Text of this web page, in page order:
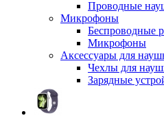
Проводные
Микрофоны
Беспроводные
Микрофоны
Аксессуары для
Чехлы для
Зарядные